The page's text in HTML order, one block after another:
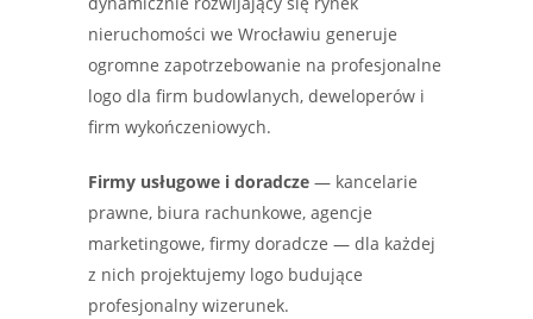
nieruchomości we Wrocławiu generuje
ogromne zapotrzebowanie na profesjonalne
logo dla firm budowlanych, deweloperów i
firm wykończeniowych.
Firmy usługowe i doradcze — kancelarie
prawne, biura rachunkowe, agencje
marketingowe, firmy doradcze — dla każdej
z nich projektujemy logo budujące
profesjonalny wizerunek.